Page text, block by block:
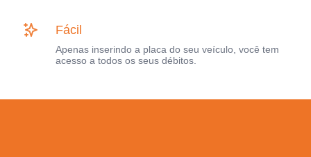
Fácil
Apenas inserindo a placa do seu veículo, você tem
acesso a todos os seus débitos.